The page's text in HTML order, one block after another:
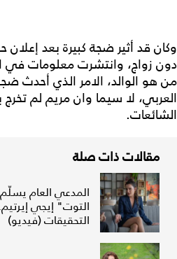
وكان قد أثير ضجة كبيرة بعد إعلان
دون زواج، وانتشرت معلومات في
من هو الوالد، الامر الذي أحدث
العربي، لا سيما وان مريم لم
الشائعات.
مقالات ذات صلة
المدعي العام
التوت" إيجي
التحقيقات (فيديو)